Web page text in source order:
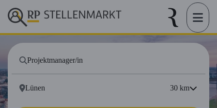
30 km